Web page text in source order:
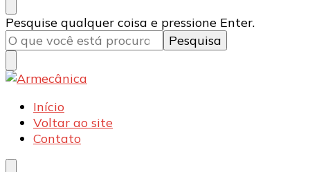
Armecânica
Blog
Procurando
algo?
Pesquise qualquer coisa e pressione Enter.
Armecânica
Blog
Início
Voltar ao site
Contato